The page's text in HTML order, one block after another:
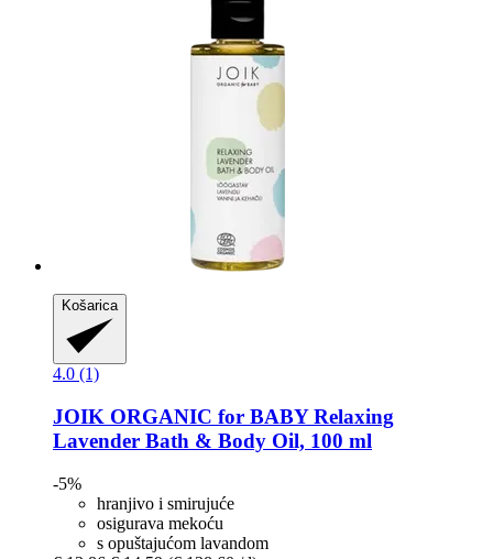
Košarica
4.0 (1)
JOIK ORGANIC for BABY Relaxing
Lavender Bath & Body Oil, 100 ml
-5%
hranjivo i smirujuće
osigurava mekoću
s opuštajućom lavandom